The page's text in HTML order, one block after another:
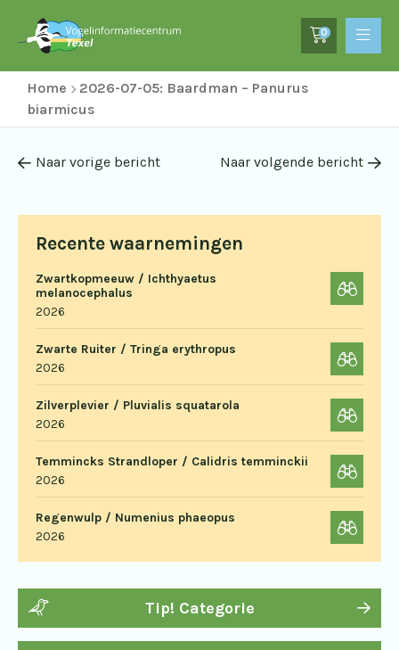
0
Home
2026-07-05: Baardman – Panurus
biarmicus
Recente waarnemingen
Zwartkopmeeuw / Ichthyaetus
melanocephalus
2026
Zwarte Ruiter / Tringa erythropus
2026
Zilverplevier / Pluvialis squatarola
2026
Temmincks Strandloper / Calidris temminckii
2026
Regenwulp / Numenius phaeopus
2026
Tip! Categorie
Naar vorige bericht Naar volgende bericht